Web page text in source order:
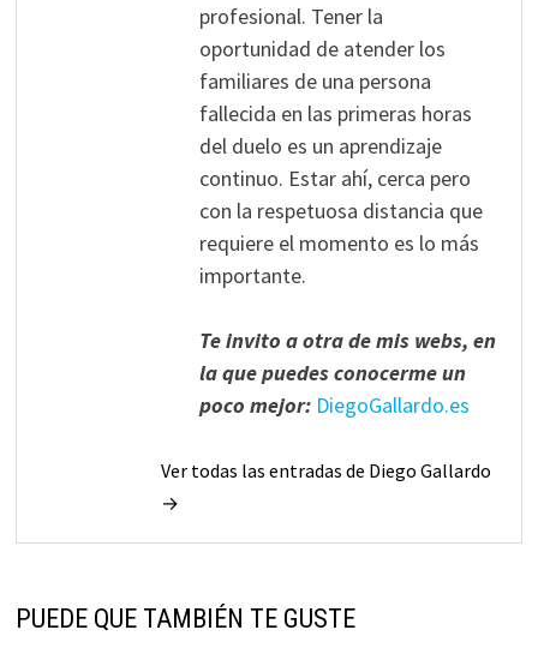
profesional. Tener la
oportunidad de atender los
familiares de una persona
fallecida en las primeras horas
del duelo es un aprendizaje
continuo. Estar ahí, cerca pero
con la respetuosa distancia que
requiere el momento es lo más
importante.
Te invito a otra de mis webs, en
la que puedes conocerme un
poco mejor: DiegoGallardo.es
Ver todas las entradas de Diego Gallardo
→
PUEDE QUE TAMBIÉN TE GUSTE